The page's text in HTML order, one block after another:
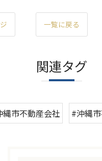
一覧に戻る
関連タグ
縄市不動産会社 #沖縄